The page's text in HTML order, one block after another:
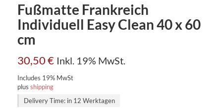
Fußmatte Frankreich
Individuell Easy Clean 40 x 60
cm
30,50€ Inkl. 19% MwSt.
Includes 19% MwSt
plus shipping
Delivery Time: in 12 Werktagen